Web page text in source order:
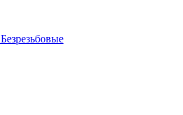
Безрезьбовые